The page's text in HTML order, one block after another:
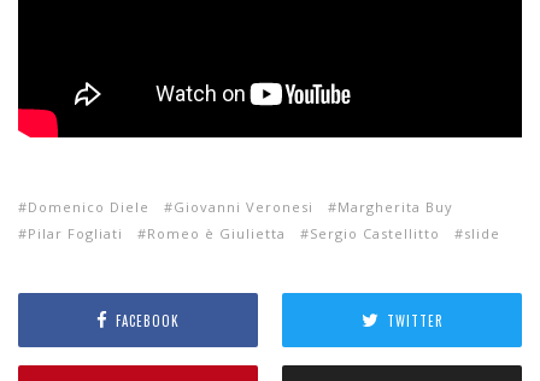
Domenico Diele Giovanni Veronesi
Margherita Buy
Pilar Fogliati
Romeo è Giulietta Sergio Castellitto slide
FACEBOOK TWITTER